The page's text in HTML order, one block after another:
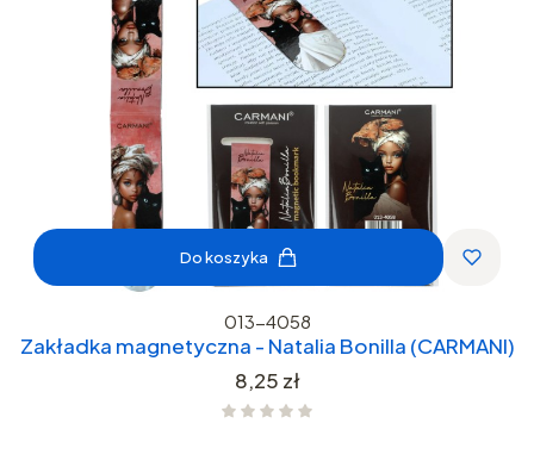
Do koszyka
013-4058
Zakładka magnetyczna - Natalia Bonilla (CARMANI)
Cena
8,25 zł